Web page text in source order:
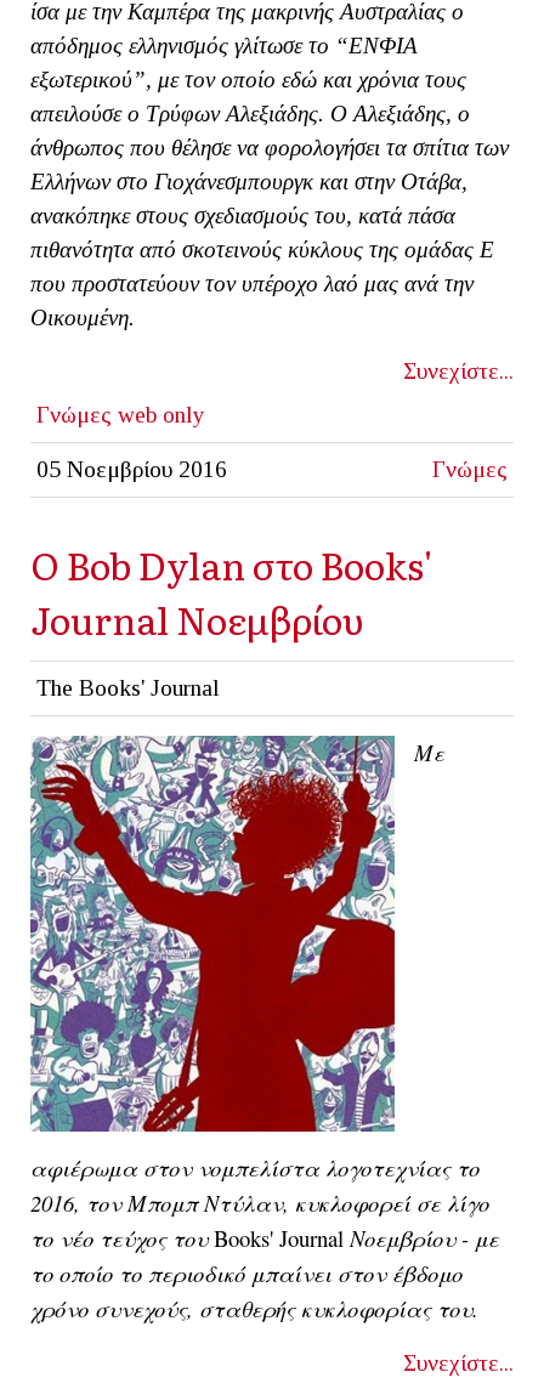
ίσα με την Καμπέρα της μακρινής Αυστραλίας ο
απόδημος ελληνισμός γλίτωσε το “ΕΝΦΙΑ
εξωτερικού”, με τον οποίο εδώ και χρόνια τους
απειλούσε ο Τρύφων Αλεξιάδης. Ο Αλεξιάδης, ο
άνθρωπος που θέλησε να φορολογήσει τα σπίτια των
Ελλήνων στο Γιοχάνεσμπουργκ και στην Οτάβα,
ανακόπηκε στους σχεδιασμούς του, κατά πάσα
πιθανότητα από σκοτεινούς κύκλους της ομάδας Ε
που προστατεύουν τον υπέροχο λαό μας ανά την
Οικουμένη.
Συνεχίστε...
Γνώμες web only
05 Νοεμβρίου 2016 Γνώμες
Ο Βob Dylan στο Books'
Journal Νοεμβρίου
The Books' Journal
Με
αφιέρωμα στον νομπελίστα λογοτεχνίας το
2016, τον Μπομπ Ντύλαν, κυκλοφορεί σε λίγο
το νέο τεύχος τουBooks' Journal Νοεμβρίου - με
το οποίο το περιοδικό μπαίνει στον έβδομο
χρόνο συνεχούς, σταθερής κυκλοφορίας του.
Συνεχίστε...